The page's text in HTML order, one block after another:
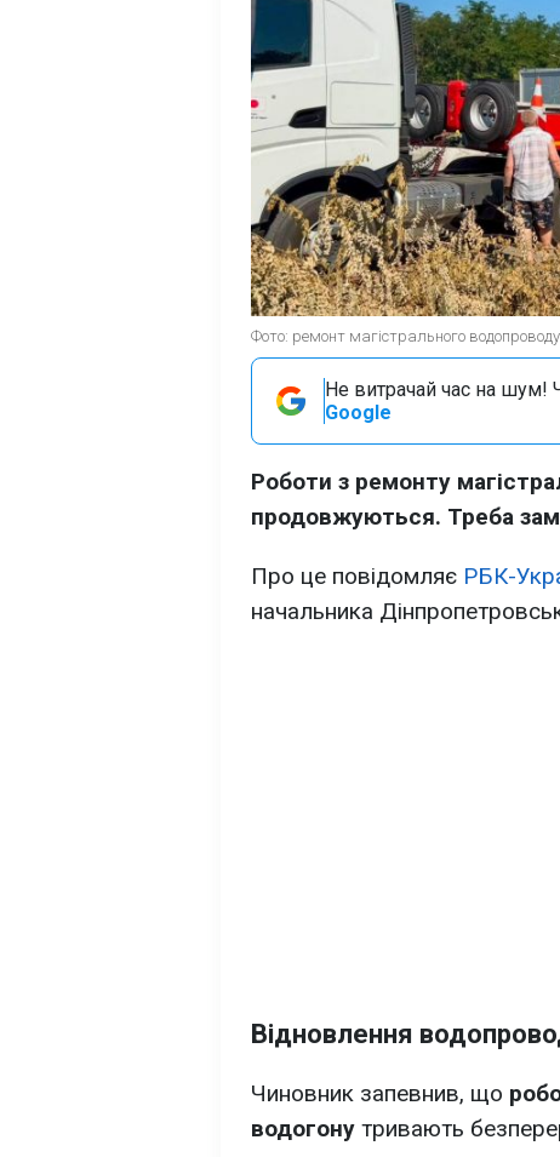
Фото: ремонт магістрального
Не витрачай час на шум!
Google
Роботи з ремонту
продовжуються. Треба
Про це повідомляє РБК-
начальника
Відновлення
Чиновник запевнив, що
водогону тривають